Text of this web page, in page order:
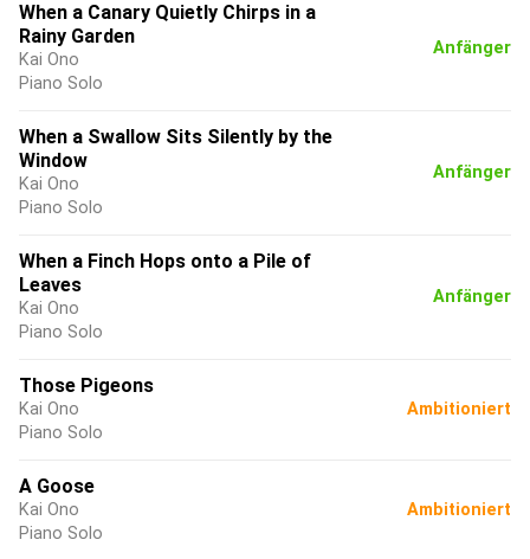
When a Canary Quietly Chirps in a
Rainy Garden
Kai Ono
Piano Solo
Anfänger
When a Swallow Sits Silently by the
Window
Kai Ono
Piano Solo
Anfänger
When a Finch Hops onto a Pile of
Leaves
Kai Ono
Piano Solo
Anfänger
Those Pigeons
Kai Ono
Piano Solo
Ambitioniert
A Goose
Kai Ono
Piano Solo
Ambitioniert